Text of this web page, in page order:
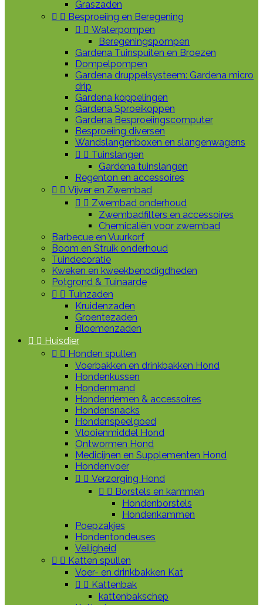
Graszaden
  Besproeiing en Beregening
  Waterpompen
Beregeningspompen
Gardena Tuinspuiten en Broezen
Dompelpompen
Gardena druppelsysteem: Gardena micro
drip
Gardena koppelingen
Gardena Sproeikoppen
Gardena Besproeiingscomputer
Besproeiing diversen
Wandslangenboxen en slangenwagens
  Tuinslangen
Gardena tuinslangen
Regenton en accessoires
  Vijver en Zwembad
  Zwembad onderhoud
Zwembadfilters en accessoires
Chemicaliën voor zwembad
Barbecue en Vuurkorf
Boom en Struik onderhoud
Tuindecoratie
Kweken en kweekbenodigdheden
Potgrond & Tuinaarde
  Tuinzaden
Kruidenzaden
Groentezaden
Bloemenzaden
  Huisdier
  Honden spullen
Voerbakken en drinkbakken Hond
Hondenkussen
Hondenmand
Hondenriemen & accessoires
Hondensnacks
Hondenspeelgoed
Vlooienmiddel Hond
Ontwormen Hond
Medicijnen en Supplementen Hond
Hondenvoer
  Verzorging Hond
  Borstels en kammen
Hondenborstels
Hondenkammen
Poepzakjes
Hondentondeuses
Veiligheid
  Katten spullen
Voer- en drinkbakken Kat
  Kattenbak
kattenbakschep